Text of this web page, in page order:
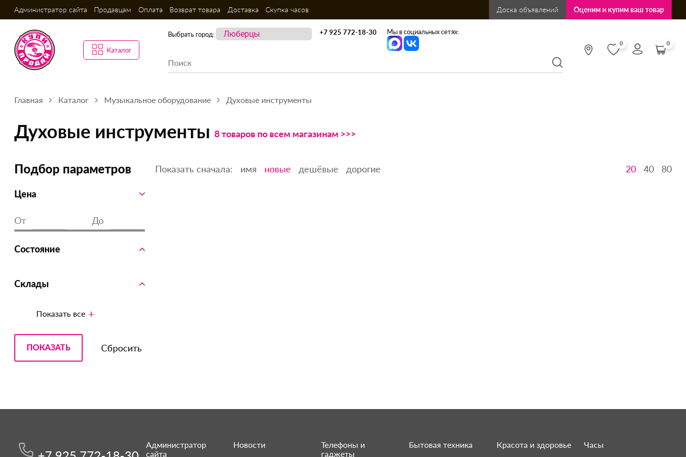
Администратор сайта Продавцам Оплата Возврат товара Доставка Скупка часов Доска объявлений Оценим и купим ваш товар
Каталог
Выбрать город: +7 925 772-18-30 Мы в социальных сетях:
0 0
Главная Каталог Музыкальное оборудование Духовые инструменты
Духовые инструменты 8 товаров по всем магазинам >>>
Подбор параметров
Цена
От До
Состояние
Склады
Показать все
Показать сначала: имя новые дешёвые дорогие 20 40 80
Администратор
сайта
Новости
Телефоны и
гаджеты
Бытовая техника Красота и здоровье Часы